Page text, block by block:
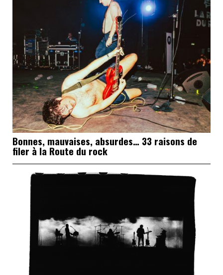
Bonnes, mauvaises, absurdes… 33 raisons de
filer à la Route du rock